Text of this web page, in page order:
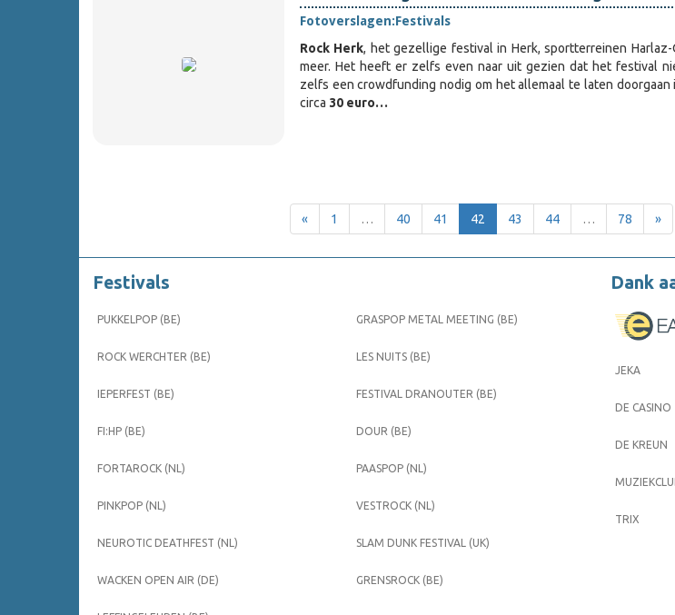
Fotoverslagen:Festivals
Rock Herk, het gezellige festival in Herk, sportterreinen
meer. Het heeft er zelfs even naar uit gezien dat het festival
zelfs een crowdfunding nodig om het allemaal te laten doorgaan
circa 30 euro…
« 1 … 40 41 42 43 44 … 78 »
Festivals
PUKKELPOP (BE)
ROCK WERCHTER (BE)
IEPERFEST (BE)
FI:HP (BE)
FORTAROCK (NL)
PINKPOP (NL)
NEUROTIC DEATHFEST (NL)
WACKEN OPEN AIR (DE)
GRASPOP METAL MEETING (BE)
LES NUITS (BE)
FESTIVAL DRANOUTER (BE)
DOUR (BE)
PAASPOP (NL)
VESTROCK (NL)
SLAM DUNK FESTIVAL (UK)
GRENSROCK (BE)
Dank
JEKA
DE CASINO
DE KREUN
TRIX